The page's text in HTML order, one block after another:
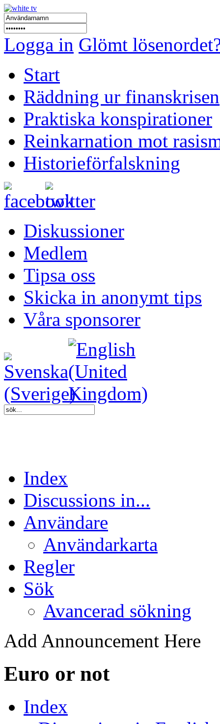
Logga in Glömt
Start
Räddning ur finanskrisen
Praktiska konspirationer
Reinkarnation mot
Historieförfalskning
Diskussioner
Medlem
Tipsa oss
Skicka in anonymt tips
Våra sponsorer
Index
Discussions in...
Användare
Användarkarta
Regler
Sök
Avancerad sökning
Add Announcement Here
Euro or not
Index